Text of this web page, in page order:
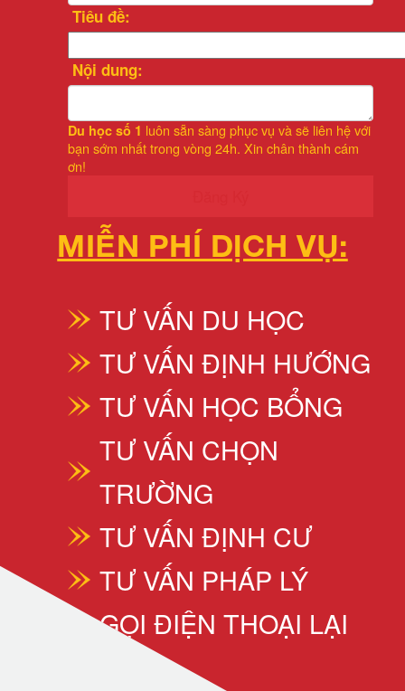
Tiêu đề:
Nội dung:
Du học số 1 luôn sẵn sàng phục vụ và sẽ liên hệ với
bạn sớm nhất trong vòng 24h. Xin chân thành cám
ơn!
MIỄN PHÍ DỊCH VỤ:
TƯ VẤN DU HỌC
TƯ VẤN ĐỊNH HƯỚNG
TƯ VẤN HỌC BỔNG
TƯ VẤN CHỌN
TRƯỜNG
TƯ VẤN ĐỊNH CƯ
TƯ VẤN PHÁP LÝ
GỌI ĐIỆN THOẠI LẠI